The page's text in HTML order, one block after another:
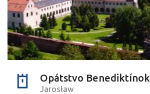
Opátstvo Benediktínok
Jarosław